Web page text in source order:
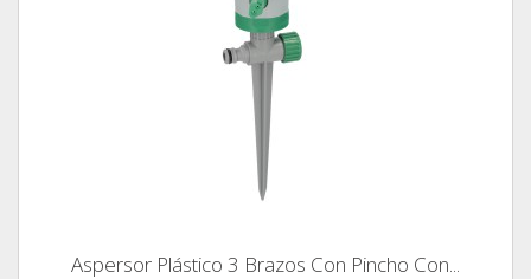
Aspersor Plástico 3 Brazos Con Pincho Con...